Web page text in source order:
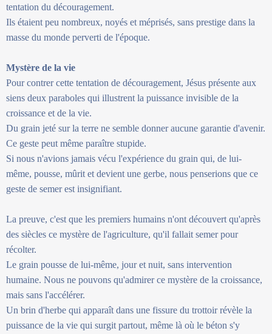
tentation du découragement.
Ils étaient peu nombreux, noyés et méprisés, sans prestige dans la
masse du monde perverti de l'époque.
Mystère de la vie
Pour contrer cette tentation de découragement, Jésus présente aux
siens deux paraboles qui illustrent la puissance invisible de la
croissance et de la vie.
Du grain jeté sur la terre ne semble donner aucune garantie d'avenir.
Ce geste peut même paraître stupide.
Si nous n'avions jamais vécu l'expérience du grain qui, de lui-
même, pousse, mûrit et devient une gerbe, nous penserions que ce
geste de semer est insignifiant.
La preuve, c'est que les premiers humains n'ont découvert qu'après
des siècles ce mystère de l'agriculture, qu'il fallait semer pour
récolter.
Le grain pousse de lui-même, jour et nuit, sans intervention
humaine. Nous ne pouvons qu'admirer ce mystère de la croissance,
mais sans l'accélérer.
Un brin d'herbe qui apparaît dans une fissure du trottoir révèle la
puissance de la vie qui surgit partout, même là où le béton s'y